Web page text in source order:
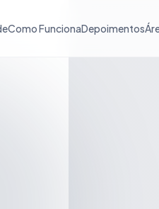
Como FuncionaDepoimentos